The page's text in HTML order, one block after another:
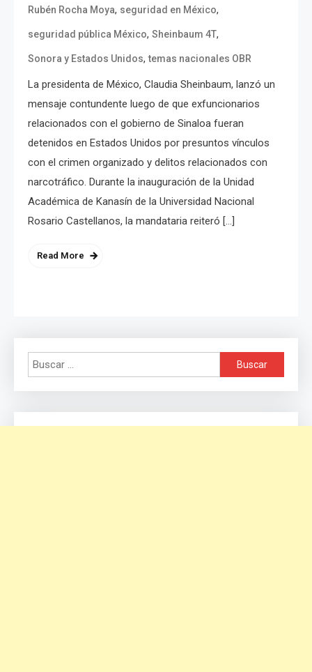
Rubén Rocha Moya, seguridad en México,
seguridad pública México, Sheinbaum 4T,
Sonora y Estados Unidos,temas nacionales OBR
La presidenta de México, Claudia Sheinbaum, lanzó un
mensaje contundente luego de que exfuncionarios
relacionados con el gobierno de Sinaloa fueran
detenidos en Estados Unidos por presuntos vínculos
con el crimen organizado y delitos relacionados con
narcotráfico. Durante la inauguración de la Unidad
Académica de Kanasín de la Universidad Nacional
Rosario Castellanos, la mandataria reiteró […]
Read More
Buscar: